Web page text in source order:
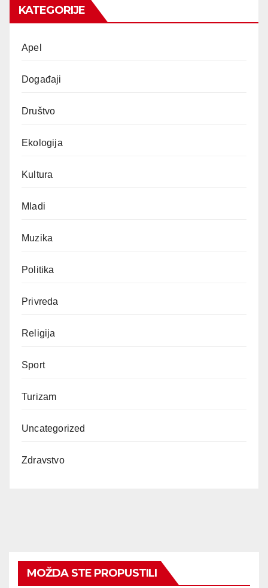
KATEGORIJE
Apel
Događaji
Društvo
Ekologija
Kultura
Mladi
Muzika
Politika
Privreda
Religija
Sport
Turizam
Uncategorized
Zdravstvo
MOŽDA STE PROPUSTILI